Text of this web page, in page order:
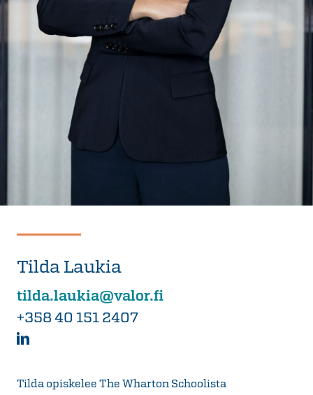
Tilda Laukia
tilda.laukia@valor.fi
+358 40 151 2407
Tilda opiskelee The Wharton Schoolista